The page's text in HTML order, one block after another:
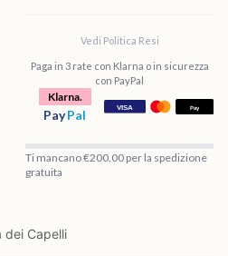
Vedi Politica Resi
Paga in 3 rate con Klarna o in sicurezza
con PayPal
Klarna.
PayPal
Ti mancano €200.00 per la spedizione
gratuita
dei Capelli